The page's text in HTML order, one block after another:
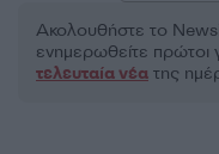
Ακολουθήστε το
ενημερωθείτε πρώτοι
τελευταία νέα της